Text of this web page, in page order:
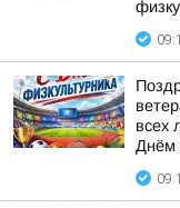
всех
Днём